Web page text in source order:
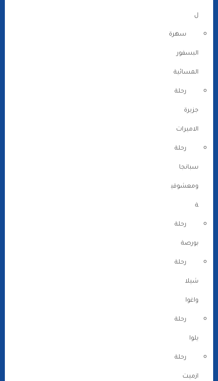
ل
سهرة
البسفور
المسائية
رحلة
جزيرة
الاميرات
رحلة
سبانجا
ومعشوقي
ة
رحلة
بورصة
رحلة
شيلا
واغوا
رحلة
يلوا
رحلة
ازميت